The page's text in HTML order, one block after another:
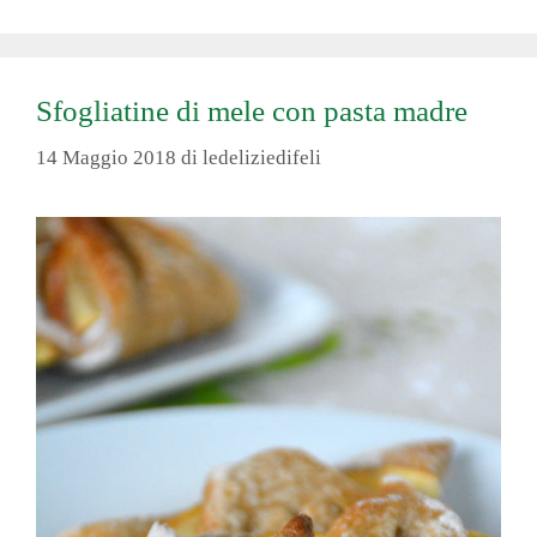
Sfogliatine di mele con pasta madre
14 Maggio 2018 di ledeliziedifeli